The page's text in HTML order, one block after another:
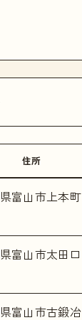
住所
富山市上本町
富山市太田口
富山市古鍛冶